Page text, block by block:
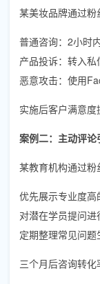
某美妆品牌通过粉
普通咨询：2小时
产品投诉：转入
恶意攻击：使用
实施后客户满意度
案例二：主动评论
某教育机构通过粉
优先展示专业度高
对潜在学员提问
定期整理常见问
三个月后咨询转化